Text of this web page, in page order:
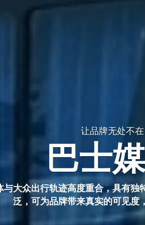
让品牌无处不在
巴士
与大众出行轨迹高度重合，具有独
泛，可为品牌带来真实的可见度